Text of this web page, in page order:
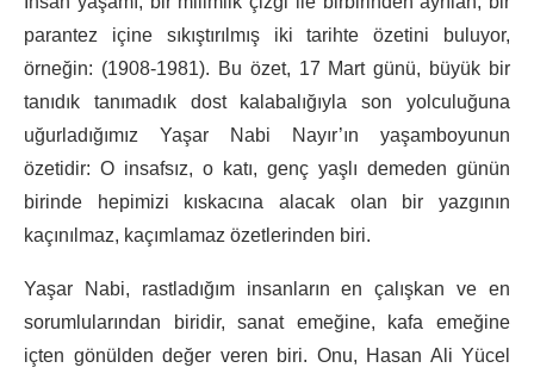
parantez içine sıkıştırılmış iki tarihte özetini buluyor,
örneğin: (1908-1981). Bu özet, 17 Mart günü, büyük bir
tanıdık tanımadık dost kalabalığıyla son yolculuğuna
uğurladığımız Yaşar Nabi Nayır’ın yaşamboyunun
özetidir: O insafsız, o katı, genç yaşlı demeden günün
birinde hepimizi kıskacına alacak olan bir yazgının
kaçınılmaz, kaçımlamaz özetlerinden biri.
Yaşar Nabi, rastladığım insanların en çalışkan ve en
sorumlularından biridir, sanat emeğine, kafa emeğine
içten gönülden değer veren biri. Onu, Hasan Ali Yücel